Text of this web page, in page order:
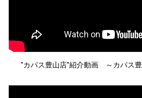
"カパス豊山店"紹介動画 ～カパス豊